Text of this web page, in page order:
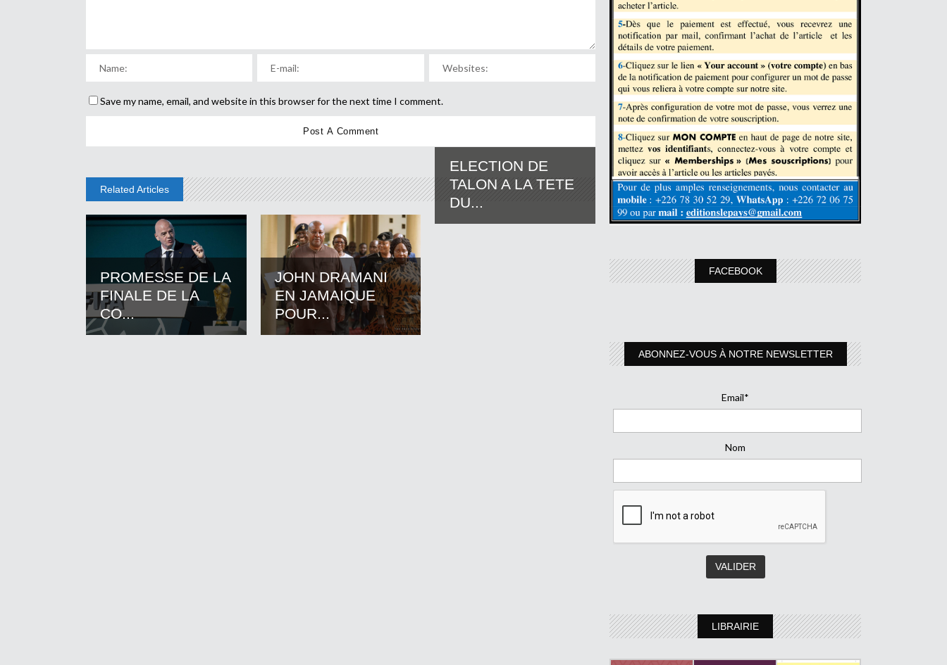
Save my name, email, and website in this browser for the next time I comment.
Related Articles
PROMESSE DE LA
FINALE DE LA
CO...
JOHN DRAMANI
EN JAMAIQUE
POUR...
ELECTION DE
TALON A LA TETE
DU...
FACEBOOK
ABONNEZ-VOUS À NOTRE NEWSLETTER
Email*
Nom
LIBRAIRIE